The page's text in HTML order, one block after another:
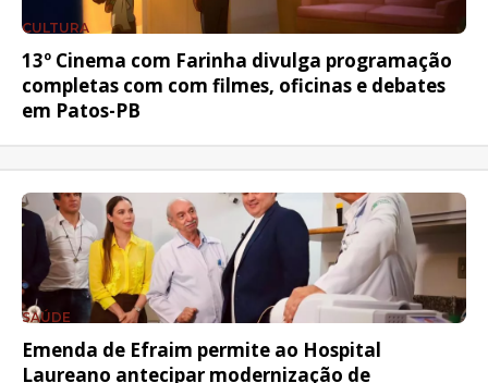
CULTURA
13º Cinema com Farinha divulga programação
completas com com filmes, oficinas e debates
em Patos-PB
SAÚDE
Emenda de Efraim permite ao Hospital
Laureano antecipar modernização de